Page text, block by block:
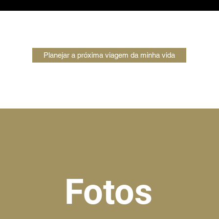
Planejar a próxima viagem da minha vida
Fotos